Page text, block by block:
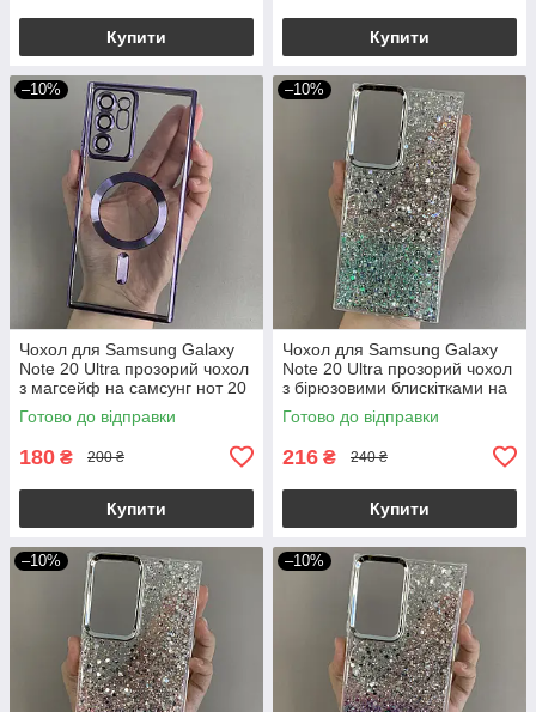
Купити Купити
–10%
Чохол для Samsung Galaxy
Note 20 Ultra прозорий чохол
з магсейф на самсунг нот 20
ультра бузковий h3b
Готово до відправки
180 ₴ 200 ₴
Купити
–10%
Чохол для Samsung Galaxy
Note 20 Ultra прозорий чохол
з бірюзовими блискітками на
самсунг нот 20 ультра q08u
Готово до відправки
216 ₴ 240 ₴
Купити
–10% –10%